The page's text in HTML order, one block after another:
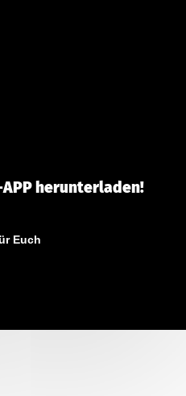
APP herunterladen!
Euch